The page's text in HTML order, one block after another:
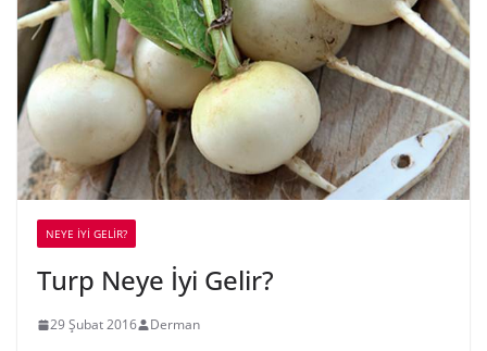
NEYE İYİ GELİR?
Turp Neye İyi Gelir?
29 Şubat 2016 Derman